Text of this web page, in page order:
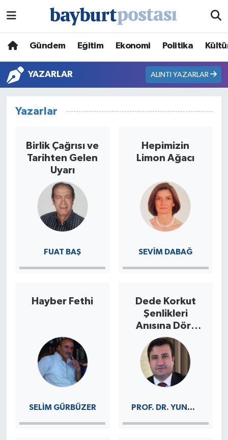
Gündem Eğitim Ekonomi Politika
YAZARLAR ALINTI YAZARLAR
Yazarlar
Birlik Çağrısı ve
Tarihten Gelen
Uyarı
FUAT BAŞ
Hepimizin
Limon Ağacı
SEVIM DABAĞ
Hayber Fethi
SELIM GÜRBÜZER
Dede Korkut
Şenlikleri
Anısına Dört
Mısrada
Bayburt
PROF. DR. YUNUS ÖZGER
Hava Durumu
Namaz Vakitleri
Trafik Durumu
Süper Lig Puan Durumu ve Fikstür
Tüm Manşetler
Son Dakika Haberleri
Haber Arşivi